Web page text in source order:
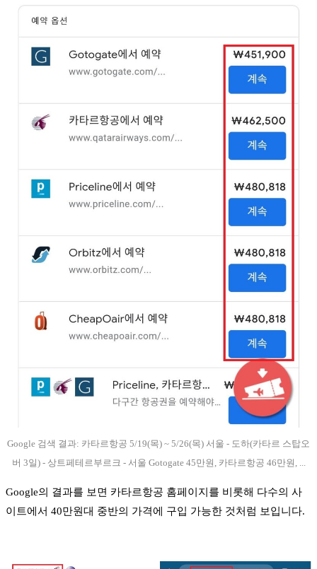
Google 검색 결과: 카타르항공 5/19(목) ~ 5/26(목) 서울 - 도하(카타르 스탑오
버 3일) - 상트페테르부르크 - 서울 Gotogate 45만원, 카타르항공 46만원, ...
Google의 결과를 보면 카타르항공 홈페이지를 비롯해 다수의 사
이트에서 40만원대 중반의 가격에 구입 가능한 것처럼 보입니다.